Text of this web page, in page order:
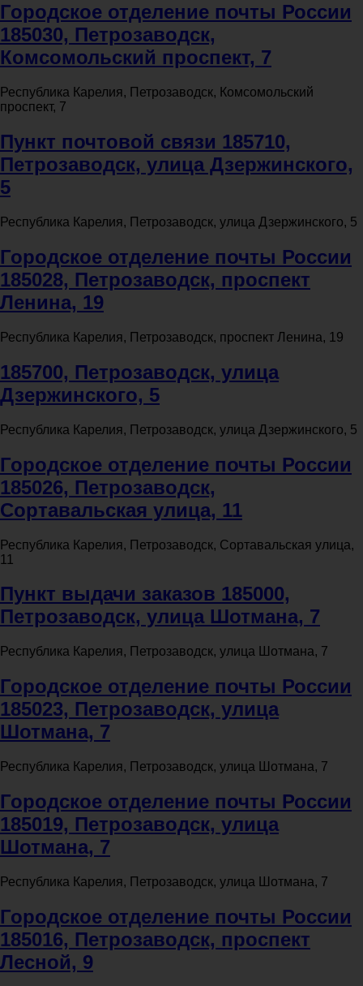
Городское отделение почты России
185030, Петрозаводск,
Комсомольский проспект, 7
Республика Карелия, Петрозаводск, Комсомольский
проспект, 7
Пункт почтовой связи 185710,
Петрозаводск, улица Дзержинского,
5
Республика Карелия, Петрозаводск, улица Дзержинского, 5
Городское отделение почты России
185028, Петрозаводск, проспект
Ленина, 19
Республика Карелия, Петрозаводск, проспект Ленина, 19
185700, Петрозаводск, улица
Дзержинского, 5
Республика Карелия, Петрозаводск, улица Дзержинского, 5
Городское отделение почты России
185026, Петрозаводск,
Сортавальская улица, 11
Республика Карелия, Петрозаводск, Сортавальская улица,
11
Пункт выдачи заказов 185000,
Петрозаводск, улица Шотмана, 7
Республика Карелия, Петрозаводск, улица Шотмана, 7
Городское отделение почты России
185023, Петрозаводск, улица
Шотмана, 7
Республика Карелия, Петрозаводск, улица Шотмана, 7
Городское отделение почты России
185019, Петрозаводск, улица
Шотмана, 7
Республика Карелия, Петрозаводск, улица Шотмана, 7
Городское отделение почты России
185016, Петрозаводск, проспект
Лесной, 9